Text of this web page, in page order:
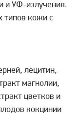
и УФ-излучения.
типов кожи с
лецитин,
магнолии,
цветков и
кокцинии